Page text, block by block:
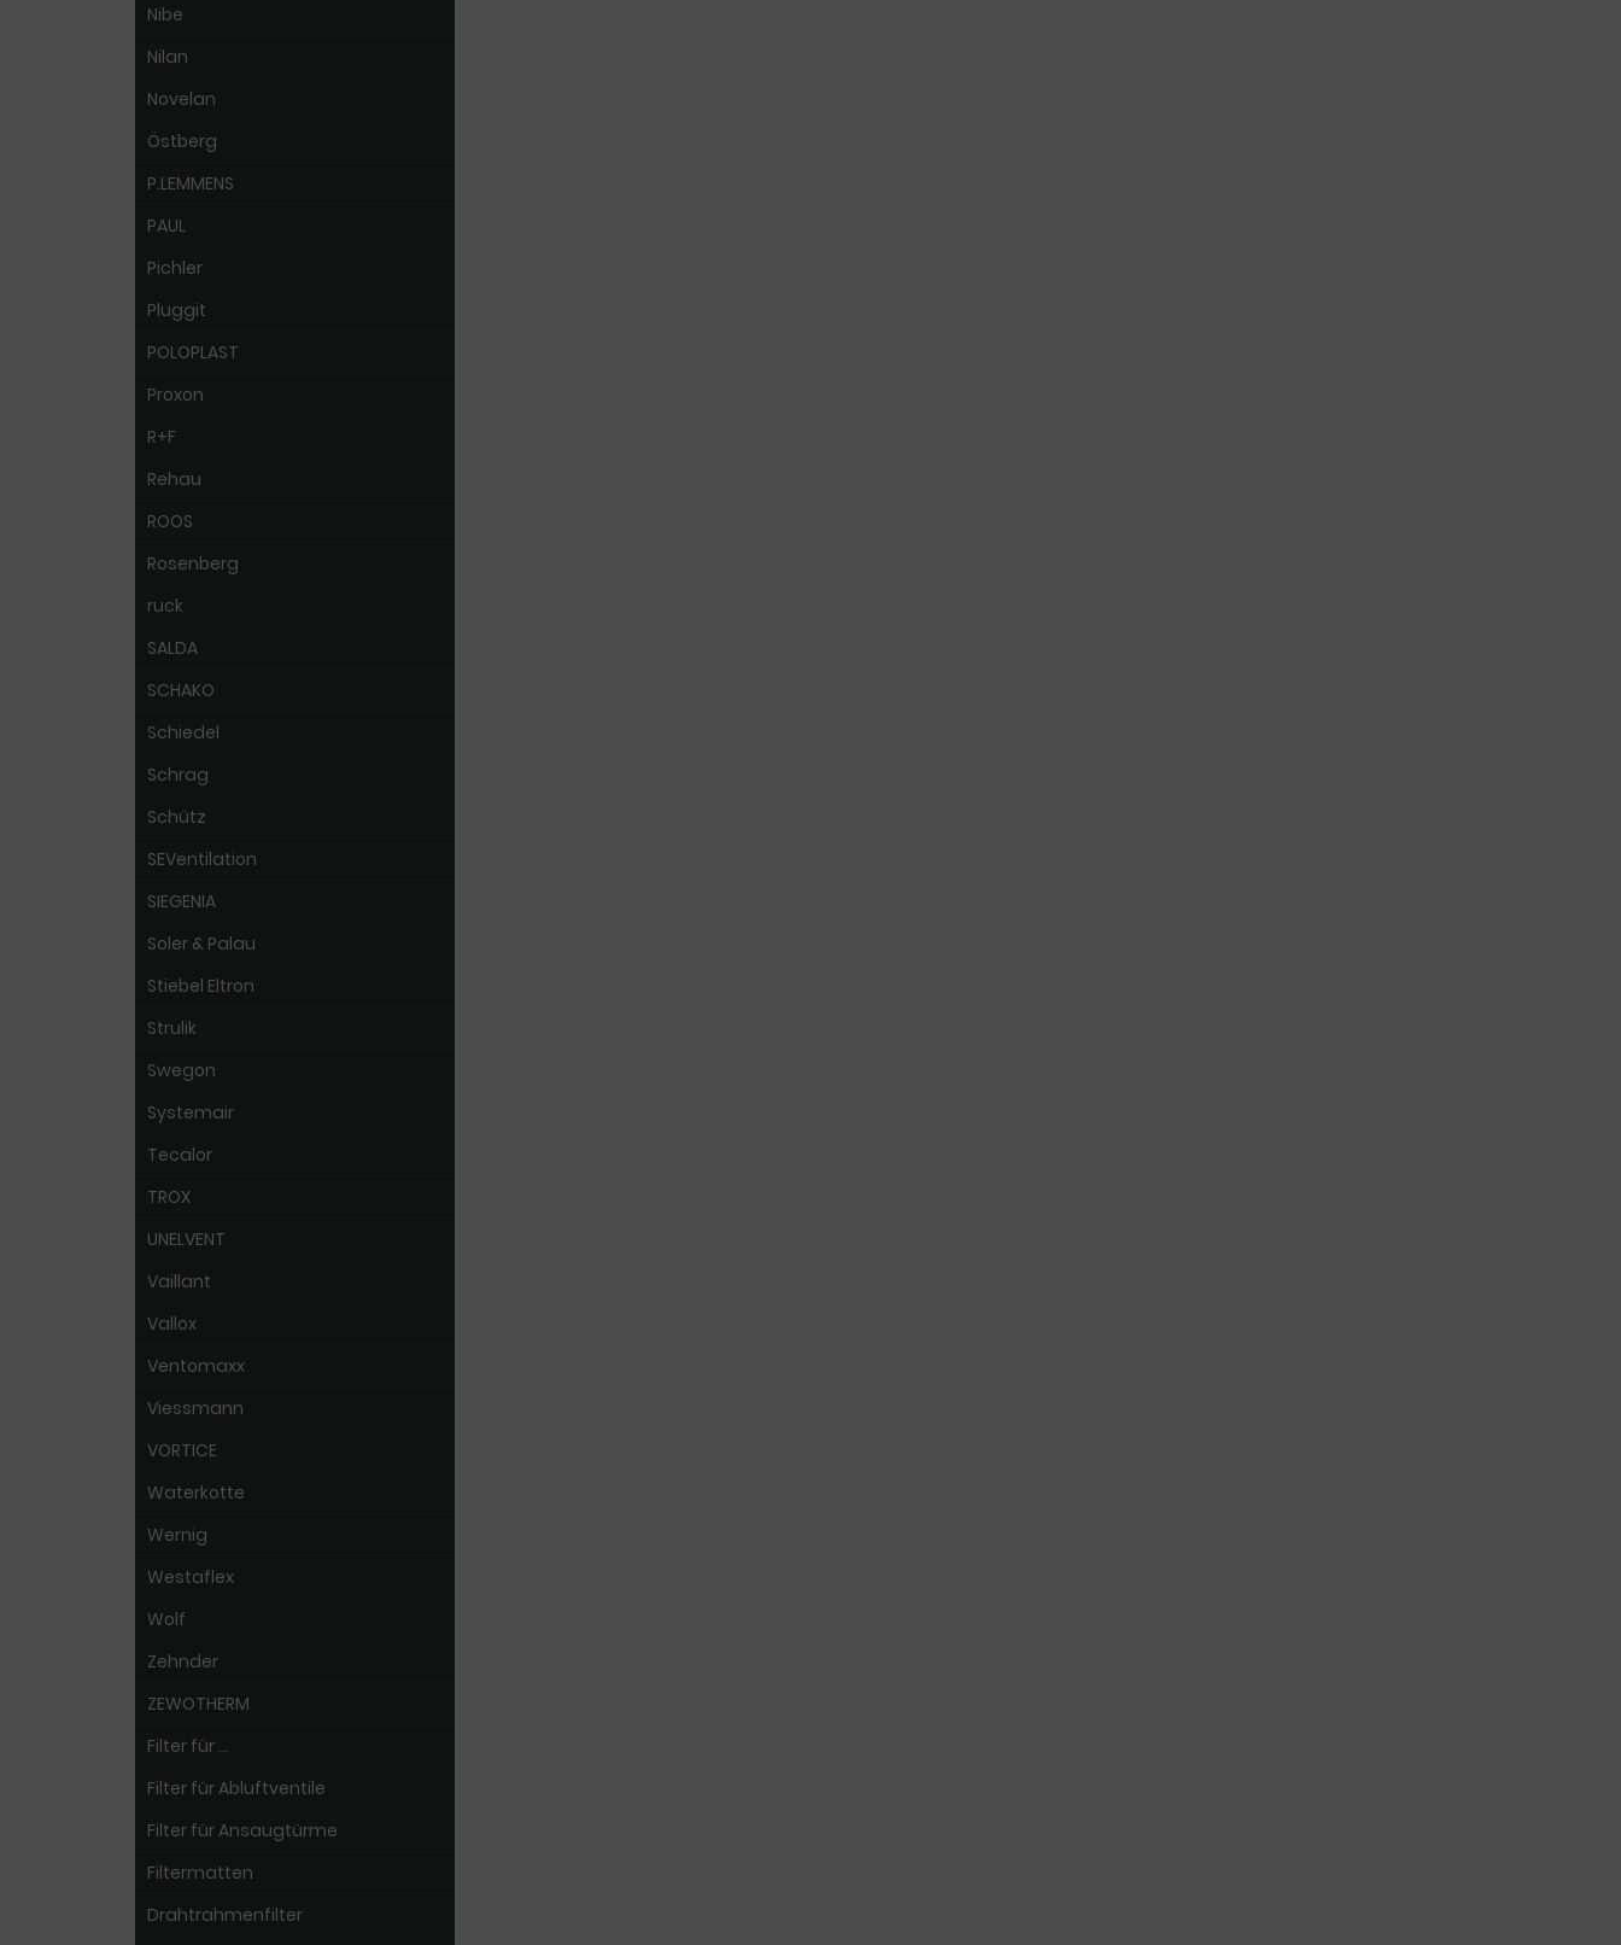
Nibe
Nilan
Novelan
Östberg
P.LEMMENS
PAUL
Pichler
Pluggit
POLOPLAST
Proxon
R+F
Rehau
ROOS
Rosenberg
ruck
SALDA
SCHAKO
Schiedel
Schrag
Schütz
SEVentilation
SIEGENIA
Soler & Palau
Stiebel Eltron
Strulik
Swegon
Systemair
Tecalor
TROX
UNELVENT
Vaillant
Vallox
Ventomaxx
Viessmann
VORTICE
Waterkotte
Wernig
Westaflex
Wolf
Zehnder
ZEWOTHERM
Filter für ...
Filter für Abluftventile
Filter für Ansaugtürme
Filtermatten
Drahtrahmenfilter